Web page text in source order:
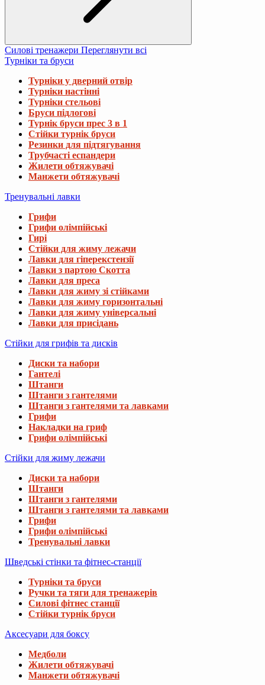
Силові тренажери Переглянути всі
Турніки та бруси
Турніки у дверний отвір
Турніки настінні
Турніки стельові
Бруси підлогові
Турнік бруси прес 3 в 1
Стійки турнік бруси
Резинки для підтягування
Трубчасті еспандери
Жилети обтяжувачі
Манжети обтяжувачі
Тренувальні лавки
Грифи
Грифи олімпійські
Гирі
Стійки для жиму лежачи
Лавки для гіперекстензії
Лавки з партою Скотта
Лавки для преса
Лавки для жиму зі стійками
Лавки для жиму горизонтальні
Лавки для жиму універсальні
Лавки для присідань
Стійки для грифів та дисків
Диски та набори
Гантелі
Штанги
Штанги з гантелями
Штанги з гантелями та лавками
Грифи
Накладки на гриф
Грифи олімпійські
Стійки для жиму лежачи
Диски та набори
Штанги
Штанги з гантелями
Штанги з гантелями та лавками
Грифи
Грифи олімпійські
Тренувальні лавки
Шведські стінки та фітнес-станції
Турніки та бруси
Ручки та тяги для тренажерів
Силові фітнес станції
Стійки турнік бруси
Аксесуари для боксу
Медболи
Жилети обтяжувачі
Манжети обтяжувачі